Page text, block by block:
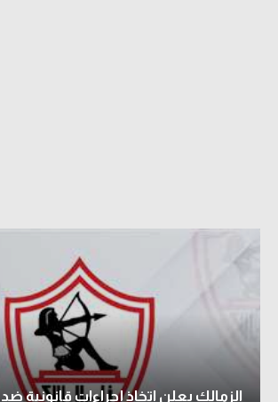
الزمالك يعلن اتخاذ إجراءات قانونية